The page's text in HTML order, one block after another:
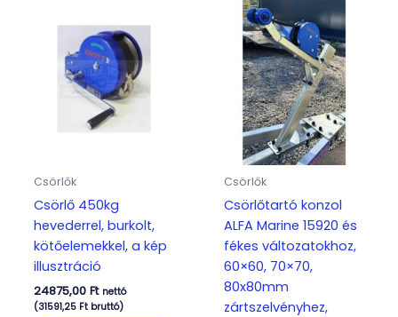
Csörlők
Csörlő 450kg
hevederrel, burkolt,
kötőelemekkel, a kép
illusztráció
24875,00 Ft nettó
(31591,25 Ftbruttó)
Csörlők
Csörlőtartó konzol
ALFA Marine 15920 és
fékes változatokhoz,
60×60, 70×70,
80x80mm
zártszelvényhez,